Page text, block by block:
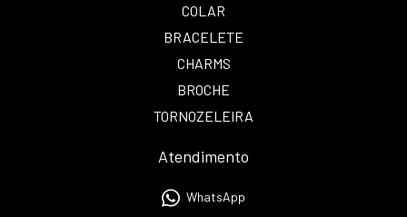
COLAR
BRACELETE
CHARMS
BROCHE
TORNOZELEIRA
Atendimento
WhatsApp